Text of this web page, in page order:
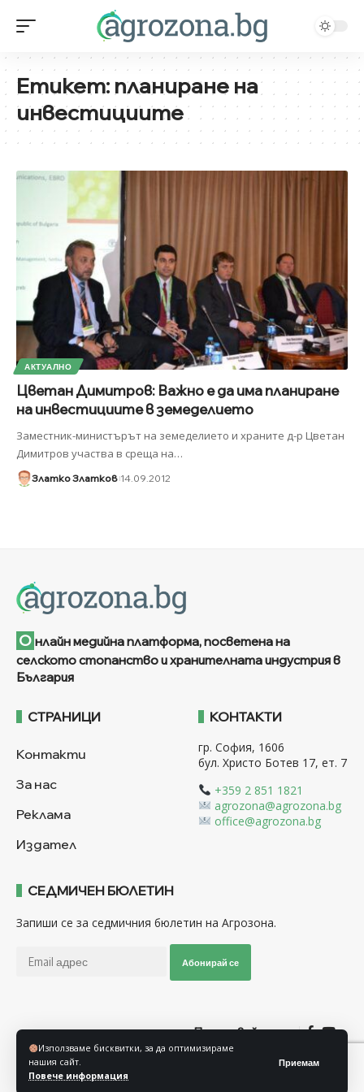
Използваме бисквитки, за да оптимизираме
нашия сайт.
Повече информация
Приемам
Етикет:планиране на
инвестициите
АКТУАЛНО
Цветан Димитров: Важно е да има планиране
на инвестициите в земеделието
Заместник-министърът на земеделието и храните д-р Цветан
Димитров участва в среща на…
Златко Златков 14.09.2012
О нлайн медийна платформа, посветена на
селското стопанство и хранителната индустрия в
България
СТРАНИЦИ
Контакти
За нас
Реклама
Издател
КОНТАКТИ
гр. София, 1606
бул. Христо Ботев 17, ет. 7
+359 2 851 1821
agrozona@agrozona.bg
office@agrozona.bg
СЕДМИЧЕН БЮЛЕТИН
Запиши се за седмичния бюлетин на Агрозона.
Абонирай се
Последвайте ни
Общи условия
Политика за използване на “Бисквитки”